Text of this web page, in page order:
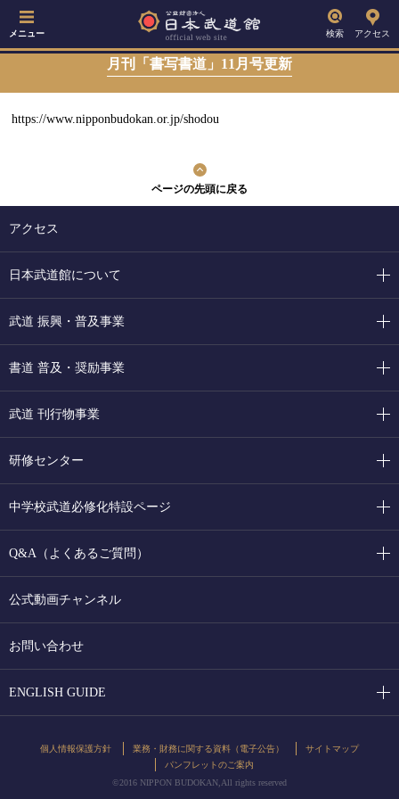
メニュー 検索 アクセス
月刊「書写書道」11月号更新
https://www.nipponbudokan.or.jp/shodou
ページの先頭に戻る
アクセス
日本武道館について
武道 振興・普及事業
書道 普及・奨励事業
武道 刊行物事業
研修センター
中学校武道必修化特設ページ
Q&A（よくあるご質問）
公式動画チャンネル
お問い合わせ
ENGLISH GUIDE
個人情報保護方針 業務・財務に関する資料（電子公告）
サイトマップ
パンフレットのご案内
©2016 NIPPON BUDOKAN,All rights reserved